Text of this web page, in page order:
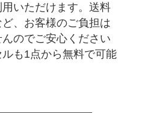
いただけます。送料
、お客様のご負担は
のでご安心ください
ルも1点から無料で可能